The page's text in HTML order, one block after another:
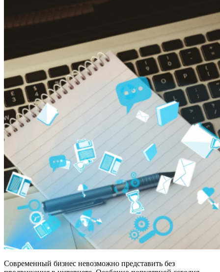
Современный бизнес невозможно представить без